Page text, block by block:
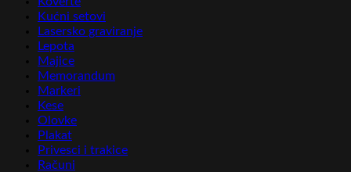
Kućni setovi
Lasersko graviranje
Lepota
Majice
Memorandum
Markeri
Kese
Olovke
Plakat
Privesci i trakice
Računi